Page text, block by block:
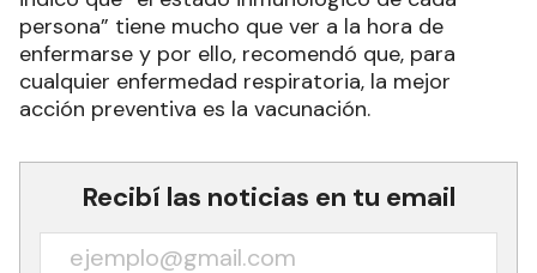
persona” tiene mucho que ver a la hora de
enfermarse y por ello, recomendó que, para
cualquier enfermedad respiratoria, la mejor
acción preventiva es la vacunación.
Recibí las noticias en tu email